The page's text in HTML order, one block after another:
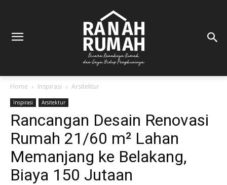
Home Inspirasi Arsitektur
Inspirasi Arsitektur
Rancangan Desain Renovasi
Rumah 21/60 m² Lahan
Memanjang ke Belakang,
Biaya 150 Jutaan